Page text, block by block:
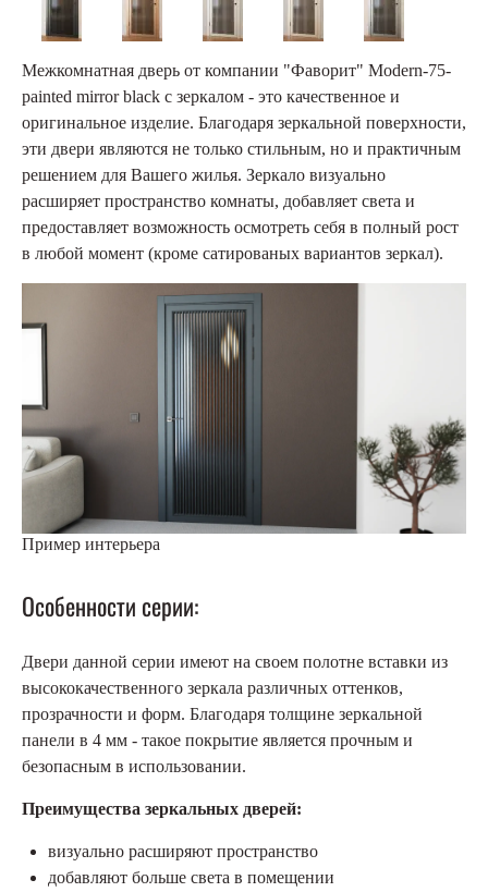
Межкомнатная дверь от компании "Фаворит" Modern-75-
painted mirror black с зеркалом - это качественное и
оригинальное изделие. Благодаря зеркальной поверхности,
эти двери являются не только стильным, но и практичным
решением для Вашего жилья. Зеркало визуально
расширяет пространство комнаты, добавляет света и
предоставляет возможность осмотреть себя в полный рост
в любой момент (кроме сатированых вариантов зеркал).
Пример интерьера
Особенности серии:
Двери данной серии имеют на своем полотне вставки из
высококачественного зеркала различных оттенков,
прозрачности и форм. Благодаря толщине зеркальной
панели в 4 мм - такое покрытие является прочным и
безопасным в использовании.
Преимущества зеркальных дверей:
визуально расширяют пространство
добавляют больше света в помещении